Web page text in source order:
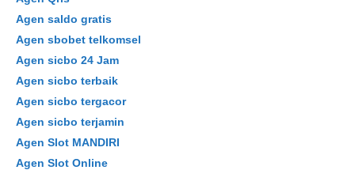
Agen saldo gratis
Agen sbobet telkomsel
Agen sicbo 24 Jam
Agen sicbo terbaik
Agen sicbo tergacor
Agen sicbo terjamin
Agen Slot MANDIRI
Agen Slot Online